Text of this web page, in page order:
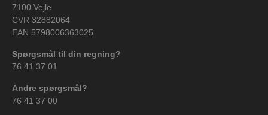
7100 Vejle
CVR 32882064
EAN 5798006363025
Spørgsmål til din regning?
76 41 37 01
Andre spørgsmål?
76 41 37 00